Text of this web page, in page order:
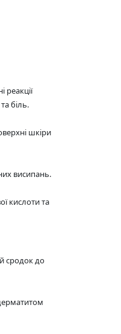
реакції
біль.
шкіри
висипань.
кислоти та
сродок до